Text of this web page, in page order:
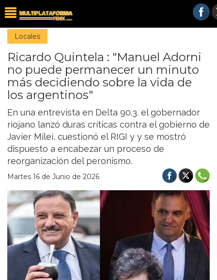
Locales
Ricardo Quintela : "Manuel Adorni
no puede permanecer un minuto
más decidiendo sobre la vida de
los argentinos"
En una entrevista en Delta 90.3. el gobernador
riojano lanzó duras críticas contra el gobierno de
Javier Milei, cuestionó el RIGI y y se mostró
dispuesto a encabezar un proceso de
reorganización del peronismo.
Martes 16 de Junio de 2026